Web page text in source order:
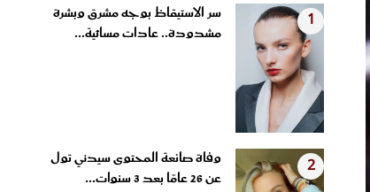
1
سر الاستيقاظ بوجه مشرق وبشرة
مشدودة.. عادات مسائية...
2
وفاة صانعة المحتوى سيدني تول
عن 26 عامًا بعد 3 سنوات...